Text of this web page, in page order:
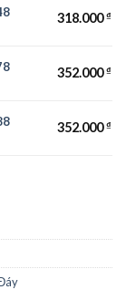
số lượng
318.000₫
số lượng
352.000₫
số lượng
352.000₫